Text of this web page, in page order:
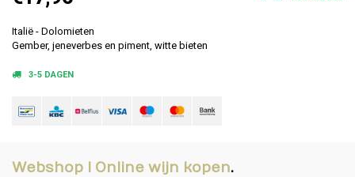
Italië - Dolomieten
Gember, jeneverbes en piment, witte bieten
3-5 DAGEN
Webshop I Online wijn kopen.